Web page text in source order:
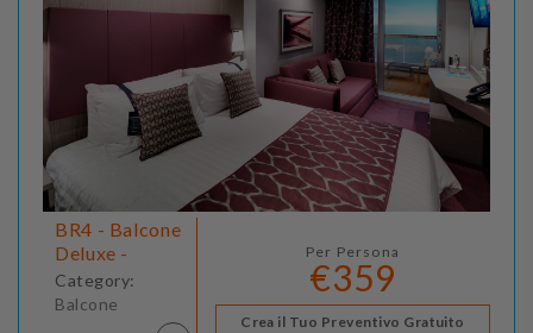
BR4 - Balcone
Deluxe -
Category:
Balcone
Per Persona
€359
Crea il Tuo Preventivo Gratuito